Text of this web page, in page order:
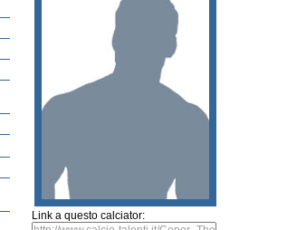
Link a questo calciator: